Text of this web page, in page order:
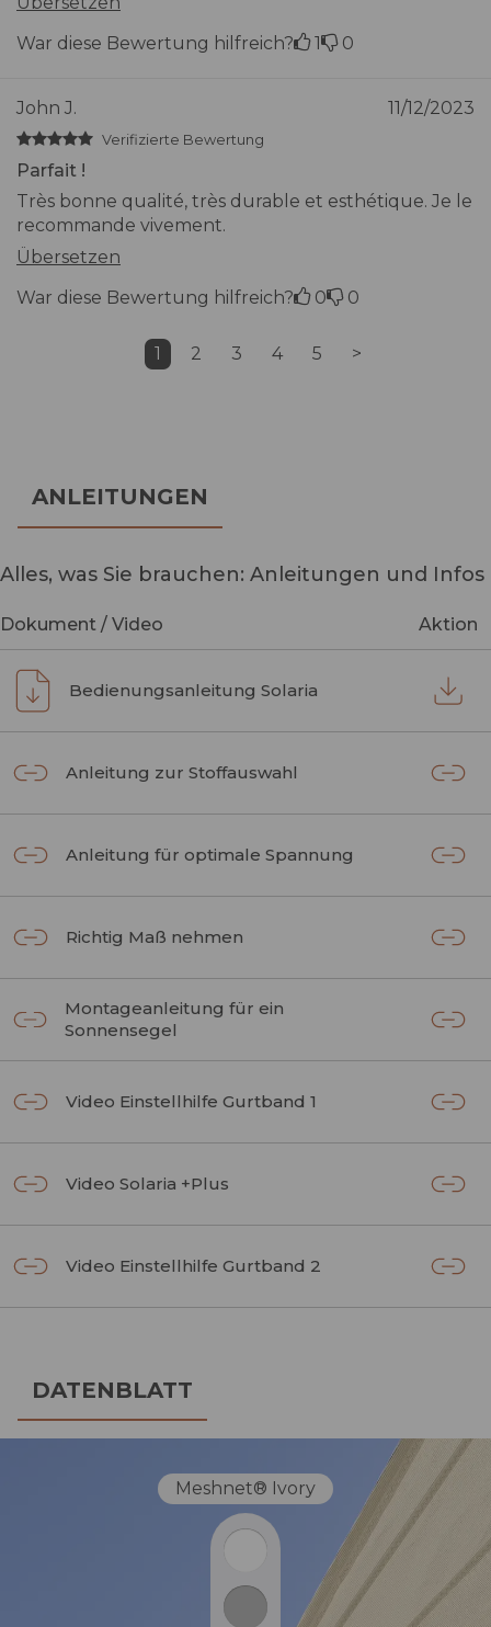
War diese Bewertung hilfreich?
1 0
John J. 11/12/2023
Verifizierte Bewertung
Parfait !
Très bonne qualité, très durable et esthétique. Je le
recommande vivement.
Übersetzen
War diese Bewertung hilfreich?
0 0
1 2 3 4 5 >
ANLEITUNGEN
Alles, was Sie brauchen: Anleitungen und Infos
Dokument / Video Aktion
Bedienungsanleitung Solaria
Anleitung zur Stoffauswahl
Anleitung für optimale Spannung
Richtig Maß nehmen
Montageanleitung für ein
Sonnensegel
Video Einstellhilfe Gurtband 1
Video Solaria +Plus
Video Einstellhilfe Gurtband 2
DATENBLATT
Meshnet® Ivory